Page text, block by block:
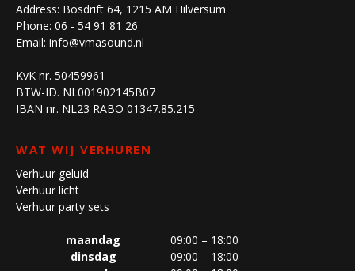
Address: Bosdrift 64, 1215 AM Hilversum
Phone: 06 - 54 91 81 26
Email: info@vmasound.nl
KvK nr. 50459961
BTW-ID. NL001902145B07
IBAN nr. NL23 RABO 01347.85.215
WAT WIJ VERHUREN
Verhuur geluid
Verhuur licht
Verhuur party sets
maandag
09:00 – 18:00
dinsdag
09:00 – 18:00